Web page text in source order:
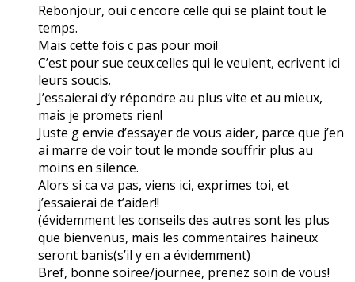
Rebonjour, oui c encore celle qui se plaint tout le
temps.
Mais cette fois c pas pour moi!
C’est pour sue ceux.celles qui le veulent, ecrivent ici
leurs soucis.
J’essaierai d’y répondre au plus vite et au mieux,
mais je promets rien!
Juste g envie d’essayer de vous aider, parce que j’en
ai marre de voir tout le monde souffrir plus au
moins en silence.
Alors si ca va pas, viens ici, exprimes toi, et
j’essaierai de t’aider!!
(évidemment les conseils des autres sont les plus
que bienvenus, mais les commentaires haineux
seront banis(s’il y en a évidemment)
Bref, bonne soiree/journee, prenez soin de vous!